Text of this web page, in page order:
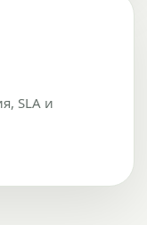
SLA и